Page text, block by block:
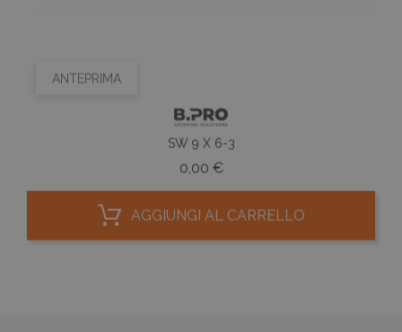
ANTEPRIMA
SW 9 X 6-3
0,00 €Prezzo
AGGIUNGI AL CARRELLO